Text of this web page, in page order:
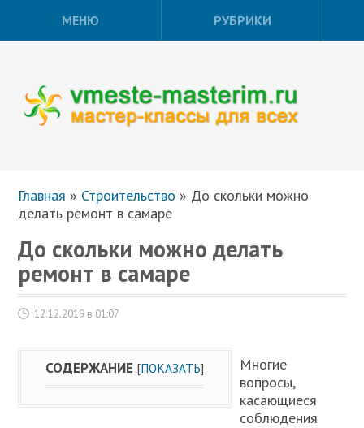
МЕНЮ РУБРИКИ
Главная » Строительство » До скольки можно
делать ремонт в самаре
До скольки можно делать
ремонт в самаре
12.12.2019 в 01:07
СОДЕРЖАНИЕ [ПОКАЗАТЬ]
Многие
вопросы,
касающиеся
соблюдения